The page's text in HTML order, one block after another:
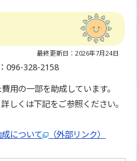
最終更新日：2026年7月24日
096-328-2158
用の一部を助成しています。
しくは下記をご参照ください。
について （外部リンク）